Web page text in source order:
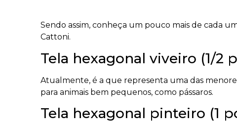
para animais bem pequenos, como pássaros.
Tela hexagonal pinteiro (1
gente sabe é que ela também é usada para
proteger a plantação dos invasores.
Tela hexagonal galinheiro (2